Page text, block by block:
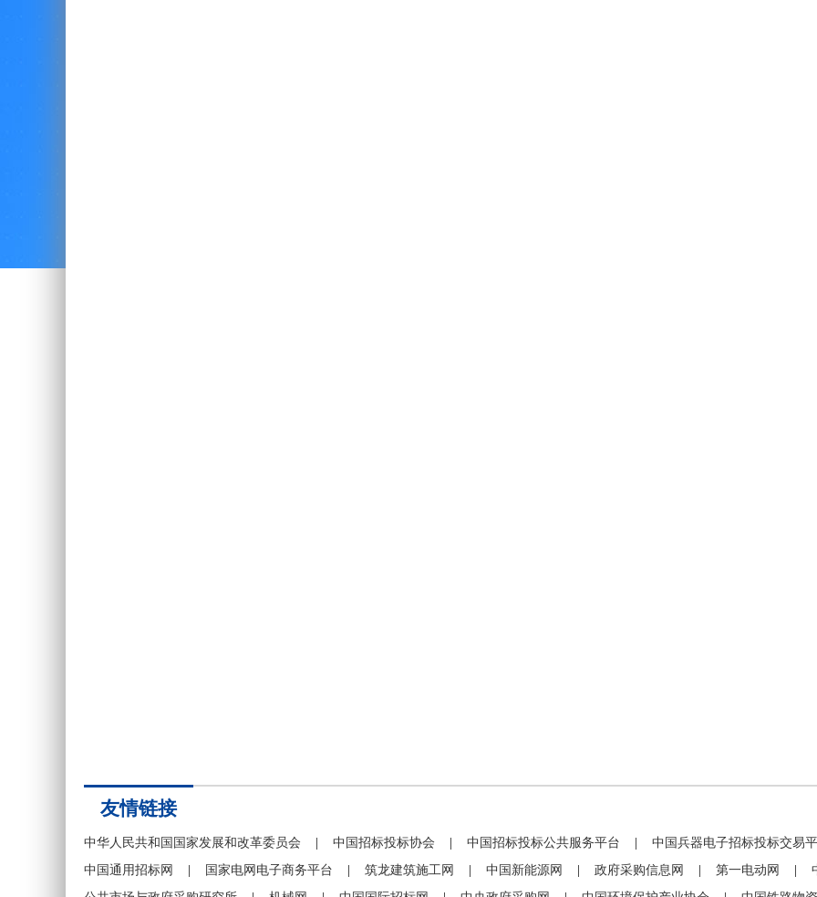
友情链接
中华人民共和国国家发展和改革委员会 中国招标投标协会 中国招标投标公共服务平台
中国兵器电子招标投标交易
中国通用招标网
国家电网电子商务平台 筑龙建筑施工网 中国新能源网 政府采购信息网 第一电动网